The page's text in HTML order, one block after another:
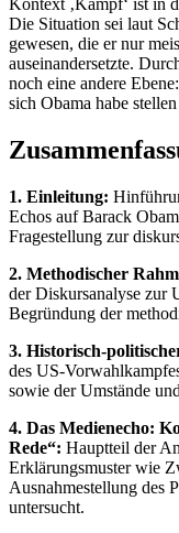
Kontext ‚Kampf‘ ist in
Die Situation sei laut
gewesen, die er nur
auseinandersetzte.
noch eine andere
sich Obama habe
1. Einleitung:
Echos auf Barack
Fragestellung zur
2. Methodischer
der Diskursanalyse zur
Begründung der
3. Historisch-
des US-
sowie der Umstände
4. Das Medienecho:
Rede“: Hauptteil der
Erklärungsmuster wie
Ausnahmestellung des
untersucht.